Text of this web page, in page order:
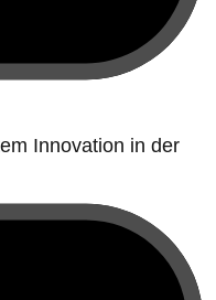
Innovation in der